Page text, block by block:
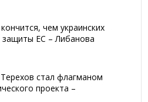
чем украинских
ЕС – Либанова
стал флагманом
проекта –